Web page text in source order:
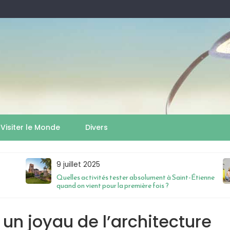
Visiter le Monde Divers
9 juillet 2025
Quelles activités tester absolument à Saint-Étienne
quand on vient pour la première fois ?
joyau de l’architecture